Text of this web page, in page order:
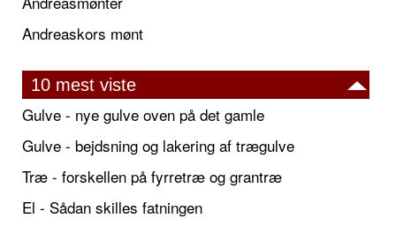
Andreaskors mønt
10 mest viste
Gulve - nye gulve oven på det gamle
Gulve - bejdsning og lakering af trægulve
Træ - forskellen på fyrretræ og grantræ
El - Sådan skilles fatningen